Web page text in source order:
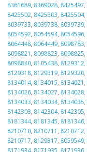
8361689, 8369028, 8425497,
8425502, 8425503, 8425504,
8039733, 8039738, 8039739,
8054592, 8054594, 8054596,
8064448, 8064449, 8098783,
8098821 , 8098823, 8098825,
8098840, 8105438, 8129312,
8129318, 8129319, 8129320,
8134014, 8134015, 8134021 ,
8134026, 8134027, 8134028,
8134033, 8134034, 8134035,
8142303, 8142304, 8142305,
8181344, 8181345, 8181346,
8210710, 8210711 , 8210712,
8210717, 8129317, 8059549,
8171934, 8171935, 8171936,